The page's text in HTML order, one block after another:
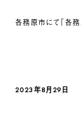
各務原市にて「各務
2023年8月29日